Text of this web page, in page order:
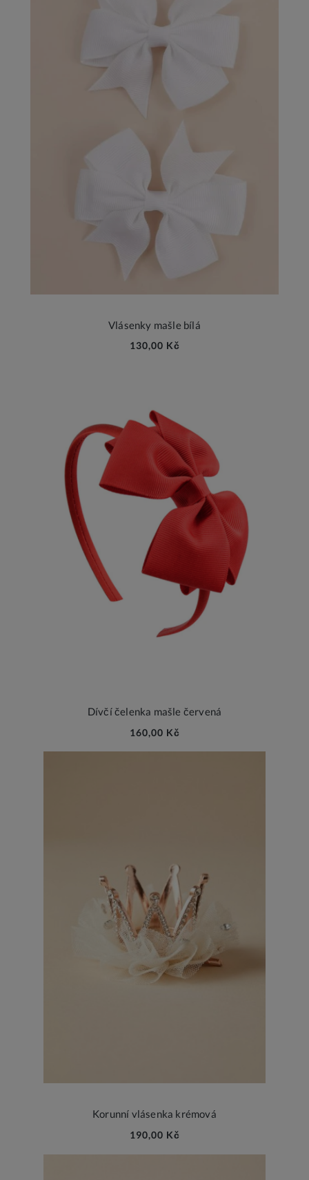
Vlásenky mašle bílá
130,00 Kč
Dívčí čelenka mašle červená
160,00 Kč
Korunní vlásenka krémová
190,00 Kč